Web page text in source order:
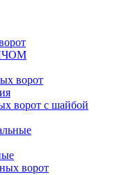
ворот
ворот с шайбой
ворот